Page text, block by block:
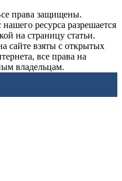
права защищены.
ресурса разрешается
на страницу статьи.
сайте взяты с открытых
все права на
владельцам.